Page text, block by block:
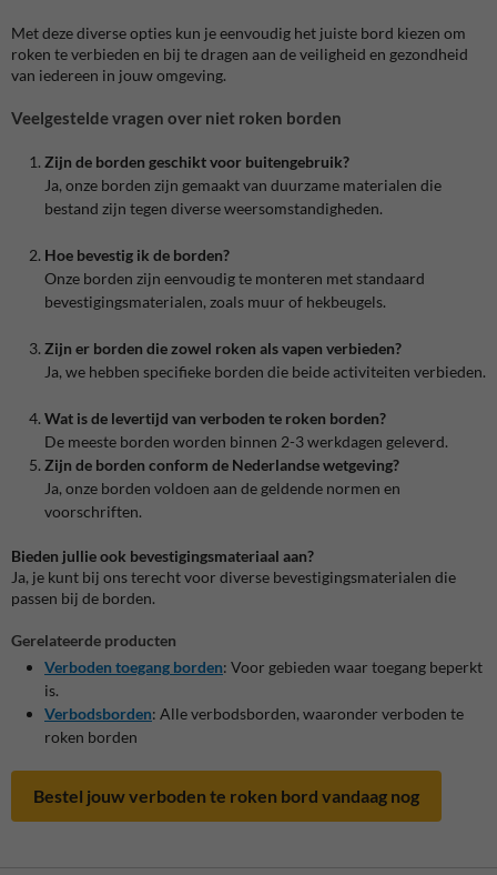
Met deze diverse opties kun je eenvoudig het juiste bord kiezen om
roken te verbieden en bij te dragen aan de veiligheid en gezondheid
van iedereen in jouw omgeving.
Veelgestelde vragen over niet roken borden
Zijn de borden geschikt voor buitengebruik?
Ja, onze borden zijn gemaakt van duurzame materialen die
bestand zijn tegen diverse weersomstandigheden.
Hoe bevestig ik de borden?
Onze borden zijn eenvoudig te monteren met standaard
bevestigingsmaterialen, zoals muur of hekbeugels.
Zijn er borden die zowel roken als vapen verbieden?
Ja, we hebben specifieke borden die beide activiteiten verbieden.
Wat is de levertijd van verboden te roken borden?
De meeste borden worden binnen 2-3 werkdagen geleverd.
Zijn de borden conform de Nederlandse wetgeving?
Ja, onze borden voldoen aan de geldende normen en
voorschriften.
Bieden jullie ook bevestigingsmateriaal aan?
Ja, je kunt bij ons terecht voor diverse bevestigingsmaterialen die
passen bij de borden.
Gerelateerde producten
Verboden toegang borden: Voor gebieden waar toegang beperkt
is.
Verbodsborden: Alle verbodsborden, waaronder verboden te
roken borden
Bestel jouw verboden te roken bord vandaag nog